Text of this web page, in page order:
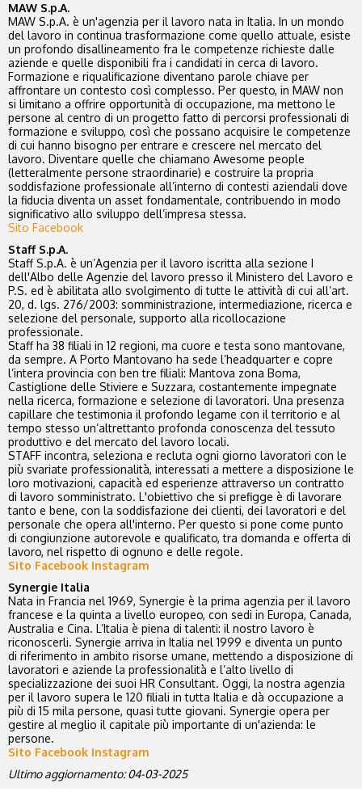
MAW S.p.A.
MAW S.p.A. è un'agenzia per il lavoro nata in Italia. In un mondo
del lavoro in continua trasformazione come quello attuale, esiste
un profondo disallineamento fra le competenze richieste dalle
aziende e quelle disponibili fra i candidati in cerca di lavoro.
Formazione e riqualificazione diventano parole chiave per
affrontare un contesto così complesso. Per questo, in MAW non
si limitano a offrire opportunità di occupazione, ma mettono le
persone al centro di un progetto fatto di percorsi professionali di
formazione e sviluppo, così che possano acquisire le competenze
di cui hanno bisogno per entrare e crescere nel mercato del
lavoro. Diventare quelle che chiamano Awesome people
(letteralmente persone straordinarie) e costruire la propria
soddisfazione professionale all’interno di contesti aziendali dove
la fiducia diventa un asset fondamentale, contribuendo in modo
significativo allo sviluppo dell’impresa stessa.
Sito Facebook
Staff S.p.A.
Staff S.p.A. è un’Agenzia per il lavoro iscritta alla sezione I
dell'Albo delle Agenzie del lavoro presso il Ministero del Lavoro e
P.S. ed è abilitata allo svolgimento di tutte le attività di cui all’art.
20, d. lgs. 276/2003: somministrazione, intermediazione, ricerca e
selezione del personale, supporto alla ricollocazione
professionale.
Staff ha 38 filiali in 12 regioni, ma cuore e testa sono mantovane,
da sempre. A Porto Mantovano ha sede l’headquarter e copre
l’intera provincia con ben tre filiali: Mantova zona Boma,
Castiglione delle Stiviere e Suzzara, costantemente impegnate
nella ricerca, formazione e selezione di lavoratori. Una presenza
capillare che testimonia il profondo legame con il territorio e al
tempo stesso un’altrettanto profonda conoscenza del tessuto
produttivo e del mercato del lavoro locali.
STAFF incontra, seleziona e recluta ogni giorno lavoratori con le
più svariate professionalità, interessati a mettere a disposizione le
loro motivazioni, capacità ed esperienze attraverso un contratto
di lavoro somministrato. L'obiettivo che si prefigge è di lavorare
tanto e bene, con la soddisfazione dei clienti, dei lavoratori e del
personale che opera all'interno. Per questo si pone come punto
di congiunzione autorevole e qualificato, tra domanda e offerta di
lavoro, nel rispetto di ognuno e delle regole.
Sito Facebook Instagram
Synergie Italia
Nata in Francia nel 1969, Synergie è la prima agenzia per il lavoro
francese e la quinta a livello europeo, con sedi in Europa, Canada,
Australia e Cina. L’Italia è piena di talenti: il nostro lavoro è
riconoscerli. Synergie arriva in Italia nel 1999 e diventa un punto
di riferimento in ambito risorse umane, mettendo a disposizione di
lavoratori e aziende la professionalità e l’alto livello di
specializzazione dei suoi HR Consultant. Oggi, la nostra agenzia
per il lavoro supera le 120 filiali in tutta Italia e dà occupazione a
più di 15 mila persone, quasi tutte giovani. Synergie opera per
gestire al meglio il capitale più importante di un'azienda: le
persone.
Sito Facebook Instagram
Ultimo aggiornamento: 04-03-2025